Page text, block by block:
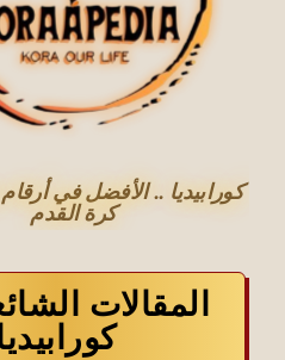
كورابيديا .. الأفضل في
كرة القدم
المقالات